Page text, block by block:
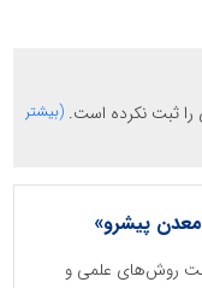
را ثبت نکرده است. (بیشتر
معدن پیشرو»
روش‌های علمی و